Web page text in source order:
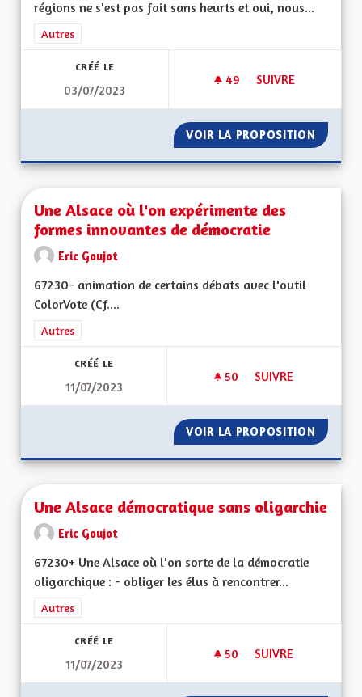
régions ne s'est pas fait sans heurts et oui, nous...
Filtrer les résultats de la catégorie : Autres
Autres
CRÉÉ LE
03/07/2023
49 49 ABONNÉS
SUIVRE
VOIR LA PROPOSITION LA
Une Alsace où l'on expérimente des
formes innovantes de démocratie
Eric Goujot
67230- animation de certains débats avec l'outil
ColorVote (Cf....
Filtrer les résultats de la catégorie : Autres
Autres
CRÉÉ LE
11/07/2023
50 50 ABONNÉS
SUIVRE
VOIR LA PROPOSITION UNE
Une Alsace démocratique sans oligarchie
Eric Goujot
67230+ Une Alsace où l'on sorte de la démocratie
oligarchique : - obliger les élus à rencontrer...
Filtrer les résultats de la catégorie : Autres
Autres
CRÉÉ LE
11/07/2023
50 50 ABONNÉS
SUIVRE